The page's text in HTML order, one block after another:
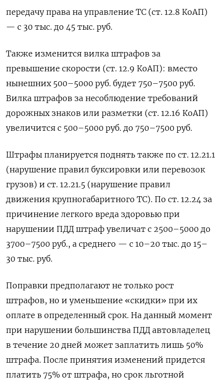
передачу права на управление ТС (ст. 12.8 КоАП)
— с 30 тыс. до 45 тыс. руб.
Также изменится вилка штрафов за
превышение скорости (ст. 12.9 КоАП): вместо
нынешних 500–5000 руб. будет 750–7500 руб.
Вилка штрафов за несоблюдение требований
дорожных знаков или разметки (ст. 12.16 КоАП)
увеличится с 500–5000 руб. до 750–7500 руб.
Штрафы планируется поднять также по ст. 12.21.1
(нарушение правил буксировки или перевозок
грузов) и ст. 12.21.5 (нарушение правил
движения крупногабаритного ТС). По ст. 12.24 за
причинение легкого вреда здоровью при
нарушении ПДД штраф увеличат с 2500–5000 до
3700–7500 руб., а среднего — с 10–20 тыс. до 15–
30 тыс. руб.
Поправки предполагают не только рост
штрафов, но и уменьшение «скидки» при их
оплате в определенный срок. На данный момент
при нарушении большинства ПДД автовладелец
в течение 20 дней может заплатить лишь 50%
штрафа. После принятия изменений придется
платить 75% от штрафа, но срок льготной